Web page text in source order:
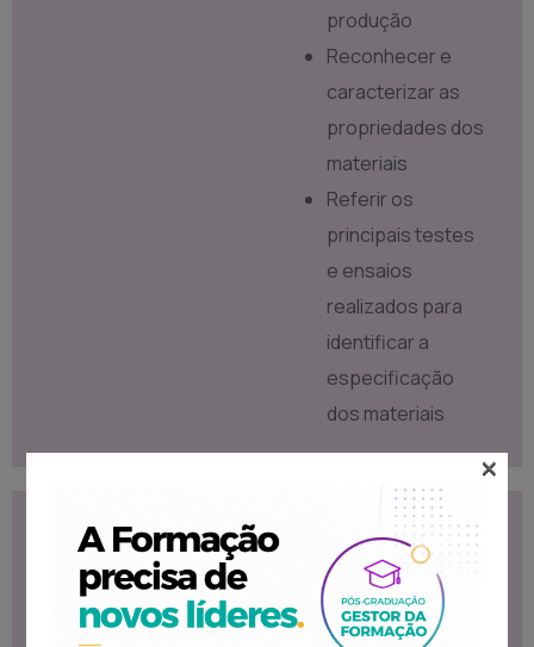
produção
Reconhecer e
caracterizar as
propriedades dos
materiais
Referir os
principais testes
e ensaios
realizados para
identificar a
especificação
dos materiais
Conteúdo
Programático
Estrutura dos
Destinatários
Formação destinada
×